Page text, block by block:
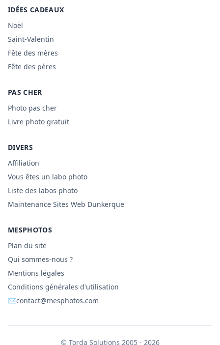
IDÉES CADEAUX
Noël
Saint-Valentin
Fête des mères
Fête des pères
PAS CHER
Photo pas cher
Livre photo gratuit
DIVERS
Affiliation
Vous êtes un labo photo
Liste des labos photo
Maintenance Sites Web Dunkerque
MESPHOTOS
Plan du site
Qui sommes-nous ?
Mentions légales
Conditions générales d'utilisation
✉contact@mesphotos.com
© Torda Solutions 2005 - 2026